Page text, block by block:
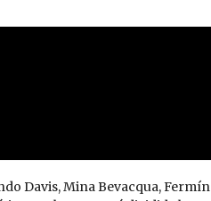
Davis, Mina Bevacqua, Fermín